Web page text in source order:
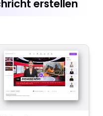
erstellen